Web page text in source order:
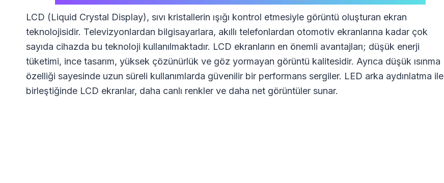
LCD (Liquid Crystal Display), sıvı kristallerin ışığı kontrol etmesiyle görüntü oluşturan ekran
teknolojisidir. Televizyonlardan bilgisayarlara, akıllı telefonlardan otomotiv ekranlarına kadar çok
sayıda cihazda bu teknoloji kullanılmaktadır. LCD ekranların en önemli avantajları; düşük enerji
tüketimi, ince tasarım, yüksek çözünürlük ve göz yormayan görüntü kalitesidir. Ayrıca düşük ısınma
özelliği sayesinde uzun süreli kullanımlarda güvenilir bir performans sergiler. LED arka aydınlatma ile
birleştiğinde LCD ekranlar, daha canlı renkler ve daha net görüntüler sunar.